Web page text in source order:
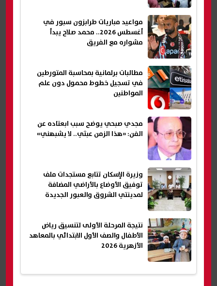
مواعيد مباريات طرابزون سبور في
أغسطس 2026.. محمد صلاح يبدأ
مشواره مع الفريق
مطالبات برلمانية بمحاسبة المتورطين
في تسجيل خطوط محمول دون علم
المواطنين
مجدي صبحي يوضح سبب ابعتاده عن
الفن: «هذا الزمن عبثي.. لا يشبهني»
وزيرة الإسكان تتابع مستجدات ملف
توفيق الأوضاع بالأراضي المضافة
لمدينتي الشروق والعبور الجديدة
نتيجة المرحلة الأولى لتنسيق رياض
الأطفال والصف الأول الابتدائي بالمعاهد
الأزهرية 2026